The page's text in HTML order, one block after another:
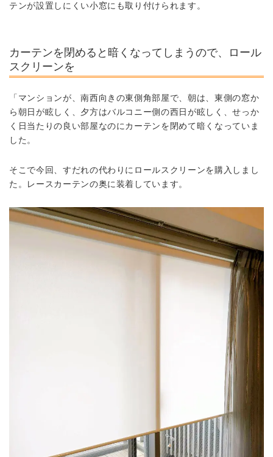
テンが設置しにくい小窓にも取り付けられます。
カーテンを閉めると暗くなってしまうので、ロール
スクリーンを
「マンションが、南西向きの東側角部屋で、朝は、東側の窓か
ら朝日が眩しく、夕方はバルコニー側の西日が眩しく、せっか
く日当たりの良い部屋なのにカーテンを閉めて暗くなっていま
した。
そこで今回、すだれの代わりにロールスクリーンを購入しまし
た。レースカーテンの奥に装着しています。